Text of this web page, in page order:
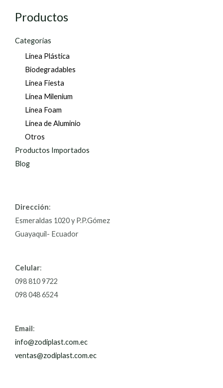
Productos
Categorías
Línea Plástica
Biodegradables
Línea Fiesta
Línea Milenium
Línea Foam
Línea de Aluminio
Otros
Productos Importados
Blog
Dirección:
Esmeraldas 1020 y P.P.Gómez
Guayaquil- Ecuador
Celular:
098 810 9722
098 048 6524
Email:
info@zodiplast.com.ec
ventas@zodiplast.com.ec